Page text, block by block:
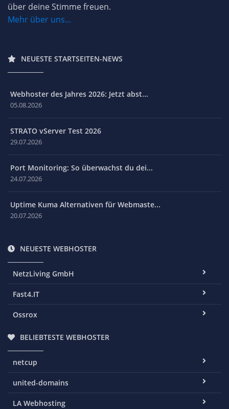
über deine Stimme freuen.
Mehr über uns...
NEUESTE STARTSEITEN-NEWS
Webhoster des Jahres 2026: Jetzt abst...
05.08.2026
STRATO vServer Test 2026
29.07.2026
Port Monitoring: So überwachst du dei...
24.07.2026
Uptime Kuma Alternativen für Webmaste...
20.07.2026
NEUESTE WEBHOSTER
NetzLiving GmbH
Fast4.IT
Ossrox
BELIEBTESTE WEBHOSTER
netcup
united-domains
LA Webhosting